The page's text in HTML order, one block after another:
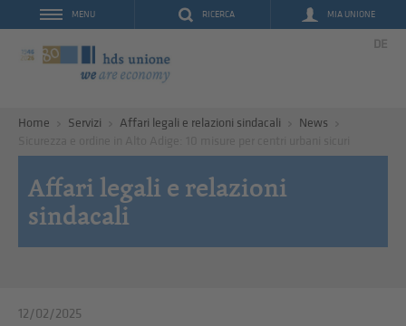
RICERCA MIA UNIONE
MENU
DE
Home Servizi Affari legali e relazioni sindacali
News
Affari legali e relazioni
sindacali
12/02/2025